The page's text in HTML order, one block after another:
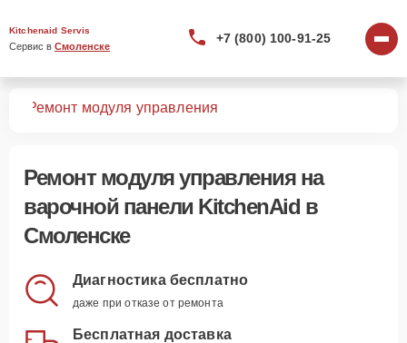
Kitchenaid Servis
Сервис в Смоленске
+7 (800) 100-91-25
Ремонт модуля управления
Ремонт модуля управленияна
варочной панели KitchenAid в
Смоленске
Диагностика бесплатно
даже при отказе от ремонта
Бесплатная доставка